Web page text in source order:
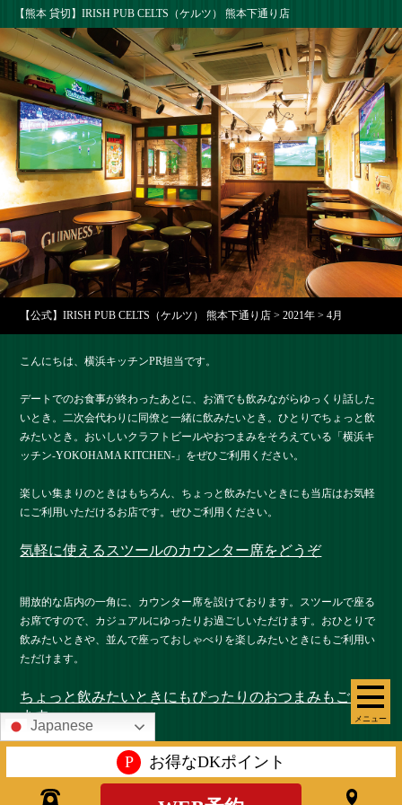
【熊本 貸切】IRISH PUB CELTS（ケルツ） 熊本下通り店
メニュー
【公式】IRISH PUB CELTS（ケルツ） 熊本下通り店 >2021年 >4月
こんにちは、横浜キッチンPR担当です。
デートでのお食事が終わったあとに、お酒でも飲みながらゆっくり話した
いとき。二次会代わりに同僚と一緒に飲みたいとき。ひとりでちょっと飲
みたいとき。おいしいクラフトビールやおつまみをそろえている「横浜キ
ッチン-YOKOHAMA KITCHEN-」をぜひご利用ください。
楽しい集まりのときはもちろん、ちょっと飲みたいときにも当店はお気軽
にご利用いただけるお店です。ぜひご利用ください。
気軽に使えるスツールのカウンター席をどうぞ
開放的な店内の一角に、カウンター席を設けております。スツールで座る
お席ですので、カジュアルにゆったりお過ごしいただけます。おひとりで
飲みたいときや、並んで座っておしゃべりを楽しみたいときにもご利用い
ただけます。
ちょっと飲みたいときにもぴったりのおつまみもござい
ます
当店では、自家製燻製やミートプレートのほかにも、クラフトビールやほ
かのお酒にも合わせやすい、各種メニューをご用意しております。
Japanese
P お得なDKポイント